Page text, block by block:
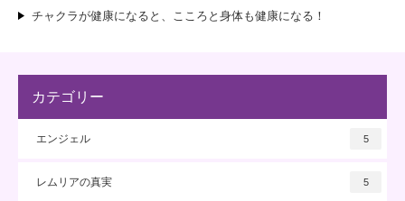
チャクラが健康になると、こころと身体も健康になる！
カテゴリー
エンジェル 5
レムリアの真実 5